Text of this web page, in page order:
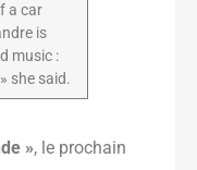
a car
is
music :
she said.
», le prochain